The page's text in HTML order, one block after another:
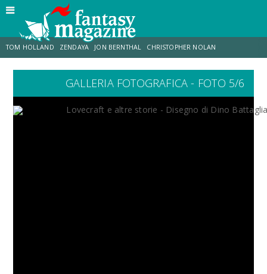
TOM HOLLAND ZENDAYA JON BERNTHAL CHRISTOPHER NOLAN
LUCCA COMICS & GAMES ODISSEA JACOB BATALON
GALLERIA FOTOGRAFICA - FOTO 5/6